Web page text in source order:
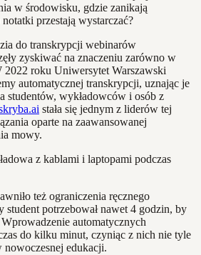
w środowisku, gdzie zanikają
przestają wystarczać?
do transkrypcji webinarów
zyskiwać na znaczeniu zarówno w
2022 roku Uniwersytet Warszawski
automatycznej transkrypcji, uznając je
studentów, wykładowców i osób z
stała się jednym z liderów tej
oparte na zaawansowanej
mowy.
też ograniczenia ręcznego
student potrzebował nawet 4 godzin, by
automatycznych
do kilku minut, czyniąc z nich nie tyle
nowoczesnej edukacji.